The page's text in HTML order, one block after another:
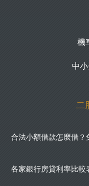
機
中
二
合法小額借款怎麼借
各家銀行房貸利率比較